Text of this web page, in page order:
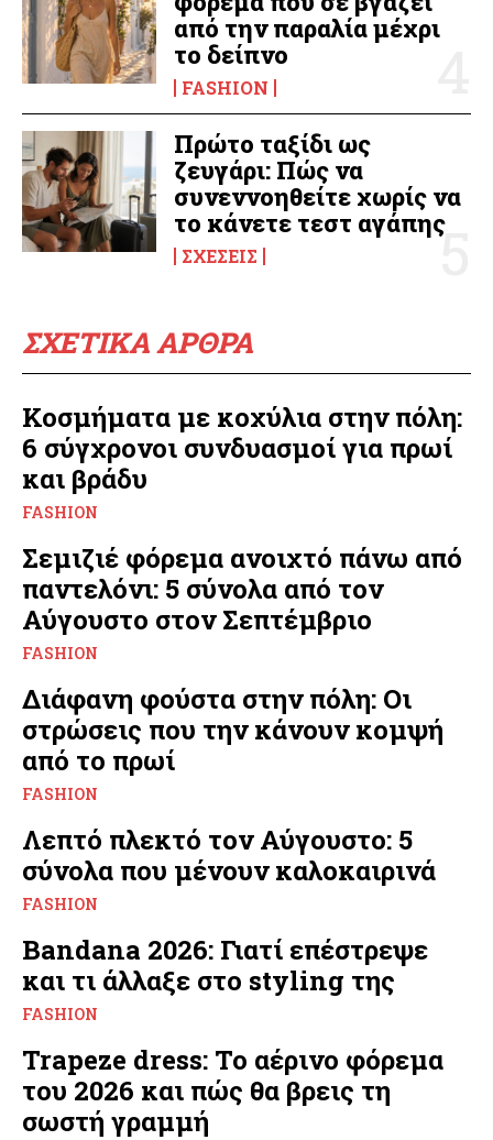
από την παραλία μέχρι
το δείπνο
FASHION
Πρώτο ταξίδι ως
ζευγάρι: Πώς να
συνεννοηθείτε χωρίς να
το κάνετε τεστ αγάπης
ΣΧΈΣΕΙΣ
ΣΧΕΤΙΚΑ ΑΡΘΡΑ
Κοσμήματα με κοχύλια στην πόλη:
6 σύγχρονοι συνδυασμοί για πρωί
και βράδυ
FASHION
Σεμιζιέ φόρεμα ανοιχτό πάνω από
παντελόνι: 5 σύνολα από τον
Αύγουστο στον Σεπτέμβριο
FASHION
Διάφανη φούστα στην πόλη: Οι
στρώσεις που την κάνουν κομψή
από το πρωί
FASHION
Λεπτό πλεκτό τον Αύγουστο: 5
σύνολα που μένουν καλοκαιρινά
FASHION
Bandana 2026: Γιατί επέστρεψε
και τι άλλαξε στο styling της
FASHION
Trapeze dress: Το αέρινο φόρεμα
του 2026 και πώς θα βρεις τη
σωστή γραμμή